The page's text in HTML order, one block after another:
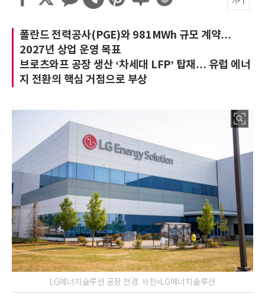
폴란드 전력공사(PGE)와 981MWh 규모 계약…
2027년 상업 운영 목표
브로츠와프 공장 생산 ‘차세대 LFP’ 탑재… 유럽 에너
지 전환의 핵심 거점으로 부상
LG에너지솔루션 공장 전경. 사진=LG에너지솔루션